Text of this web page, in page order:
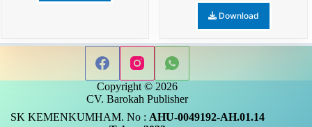
Download
Copyright © 2026
CV. Barokah Publisher
SK KEMENKUMHAM. No : AHU-0049192-AH.01.14